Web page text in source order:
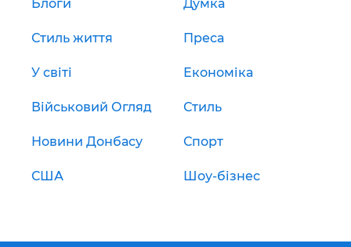
Блоги Думка
Стиль життя Преса
У світі Економіка
Військовий Огляд Стиль
Новини Донбасу Спорт
США Шоу-бізнес